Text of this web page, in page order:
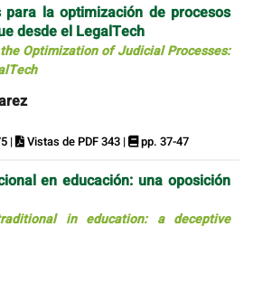
para la optimización de procesos
desde el LegalTech
Optimization of Judicial Processes:
| Vistas de PDF 343 | pp. 37-47
en educación: una oposición
in education: a deceptive